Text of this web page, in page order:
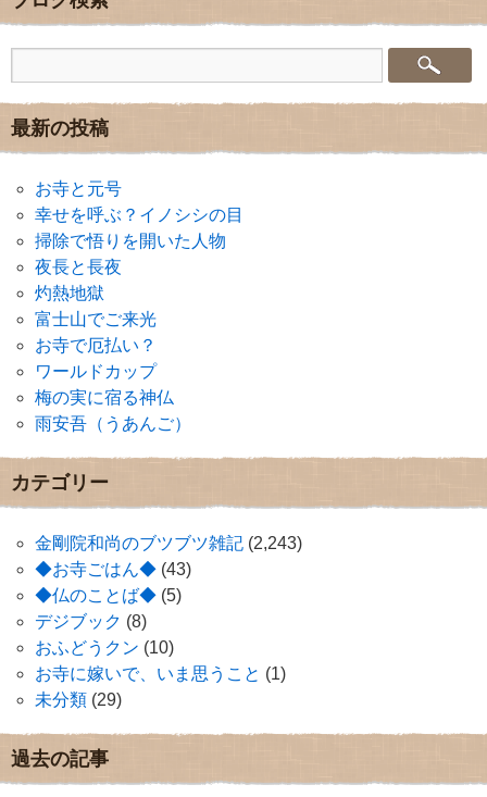
最新の投稿
お寺と元号
幸せを呼ぶ？イノシシの目
掃除で悟りを開いた人物
夜長と長夜
灼熱地獄
富士山でご来光
お寺で厄払い？
ワールドカップ
梅の実に宿る神仏
雨安吾（うあんご）
カテゴリー
金剛院和尚のブツブツ雑記 (2,243)
◆お寺ごはん◆ (43)
◆仏のことば◆ (5)
デジブック (8)
おふどうクン (10)
お寺に嫁いで、いま思うこと (1)
未分類 (29)
過去の記事